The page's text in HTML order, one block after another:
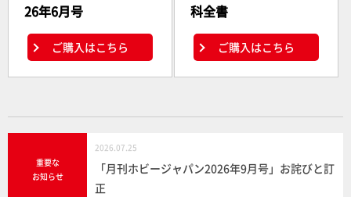
26年6月号
ご購入はこちら
科全書
ご購入はこちら
重要な
お知らせ
2026.07.25
「月刊ホビージャパン2026年9月号」お詫びと訂
正